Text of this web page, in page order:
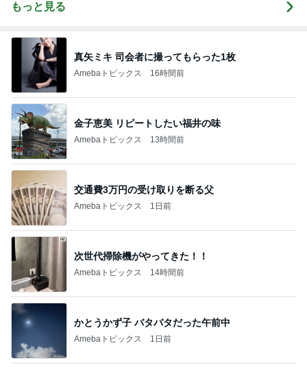
もっと見る
真矢ミキ 司会者に撮ってもらった1枚
Amebaトピックス 16時間前
金子恵美 リピートしたい福井の味
Amebaトピックス 13時間前
交通費3万円の受け取りを断る父
Amebaトピックス 1日前
次世代掃除機がやってきた！！
Amebaトピックス 14時間前
かとうかず子 バタバタだった午前中
Amebaトピックス 1日前